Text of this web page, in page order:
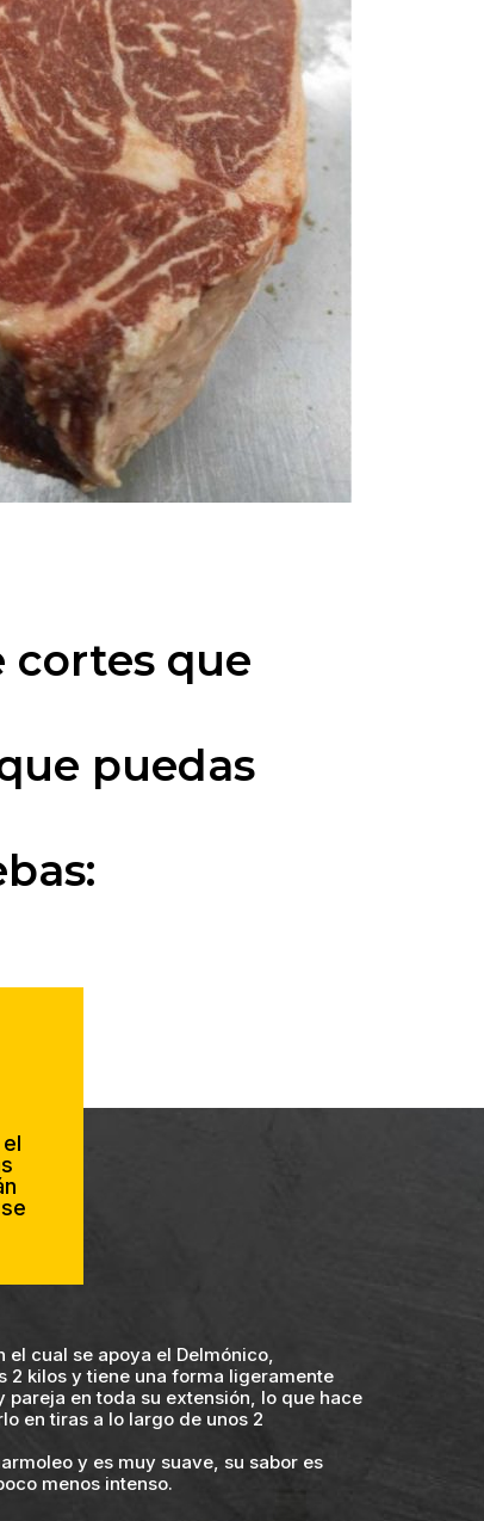
cortes que
puedas
el cual se apoya el Delmónico,
2 kilos y tiene una forma ligeramente
en toda su extensión, lo que hace
en tiras a lo largo de unos 2
y es muy suave, su sabor es
menos intenso.